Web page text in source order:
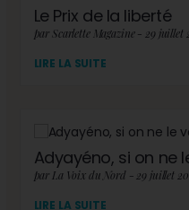
Le Prix de la liberté
par Scarlette Magazine -
LIRE LA SUITE
Adyayéno, si on ne
par La Voix du Nord - 29
LIRE LA SUITE